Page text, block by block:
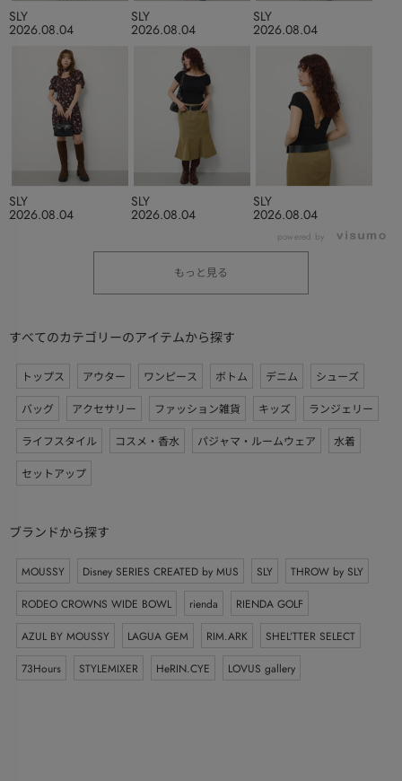
2026.08.04
SLY
2026.08.04
SLY
2026.08.04
SLY
2026.08.04
SLY
2026.08.04
SLY
2026.08.04
SLY
powered by
もっと見る
すべてのカテゴリーのアイテムから探す
トップス アウター ワンピース ボトム デニム
シューズ
バッグ
アクセサリー ファッション雑貨 キッズ
ランジェリー
ライフスタイル
コスメ・香水 パジャマ・ルームウェア
水着
セットアップ
ブランドから探す
MOUSSY Disney SERIES CREATED by MUS SLY
THROW by SLY
RODEO CROWNS WIDE BOWL
rienda
RIENDA GOLF
AZUL BY MOUSSY
LAGUA GEM RIM.ARK
SHEL’TTER SELECT
73Hours
STYLEMIXER HeRIN.CYE LOVUS gallery